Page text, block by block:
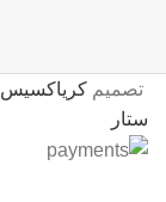
تصميم كرياكسيس
ستار